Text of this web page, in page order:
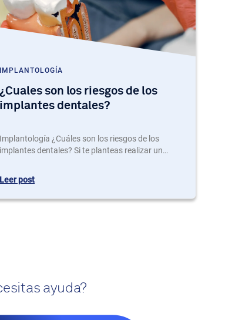
IMPLANTOLOGÍA
¿Cuales son los riesgos de los
implantes dentales?
Implantología ¿Cuáles son los riesgos de los
implantes dentales? Si te planteas realizar un
dentales tienen más beneficios que perjuicios y,
aunque es necesario conocer los riesgos para
Leer post
ayuda?